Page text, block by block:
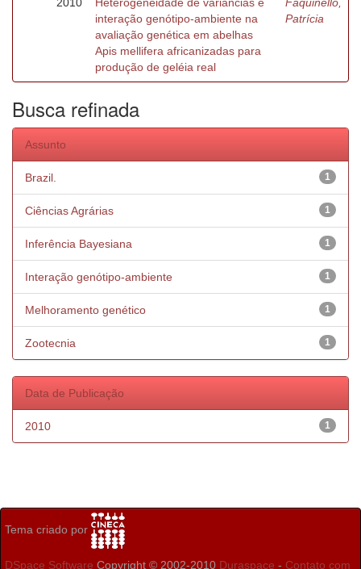
interação genótipo-ambiente na
avaliação genética em abelhas
Apis mellifera africanizadas para
produção de geléia real
Patrícia
Busca refinada
Assunto
1
Brazil.
1
Ciências Agrárias
1
Inferência Bayesiana
1
Interação genótipo-ambiente
1
Melhoramento genético
1
Zootecnia
Data de Publicação
1
2010
Tema criado por
DSpace Software Copyright © 2002-2010 Duraspace - Contato com